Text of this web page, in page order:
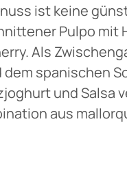
ist keine
Pulpo mit
Als
spanischen
und Salsa
aus